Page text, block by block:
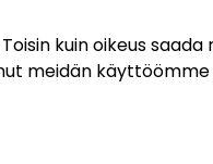
kuin oikeus saada
meidän